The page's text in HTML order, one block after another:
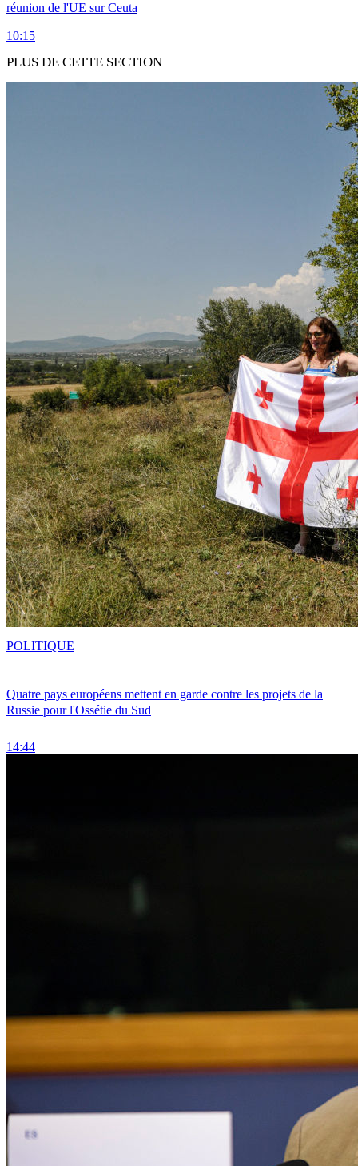
réunion de l'UE sur Ceuta
10:15
PLUS DE CETTE SECTION
Quatre pays européens mettent en garde contre les projets de la
Russie pour l'Ossétie du Sud
14:44
POLITIQUE